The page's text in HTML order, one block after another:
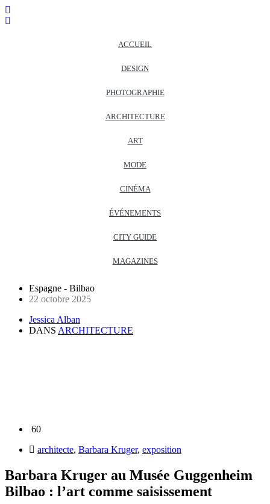
ACCUEIL
DESIGN
PHOTOGRAPHIE
ARCHITECTURE
ART
MODE
CINÉMA
ÉVÉNEMENTS
CITY GUIDE
MAGAZINES
Espagne - Bilbao
22 octobre 2025
Jessica Alban
DANS ARCHITECTURE
60
architecte, Barbara Kruger, exposition
Barbara Kruger au Musée Guggenheim
Bilbao : l’art comme saisissement